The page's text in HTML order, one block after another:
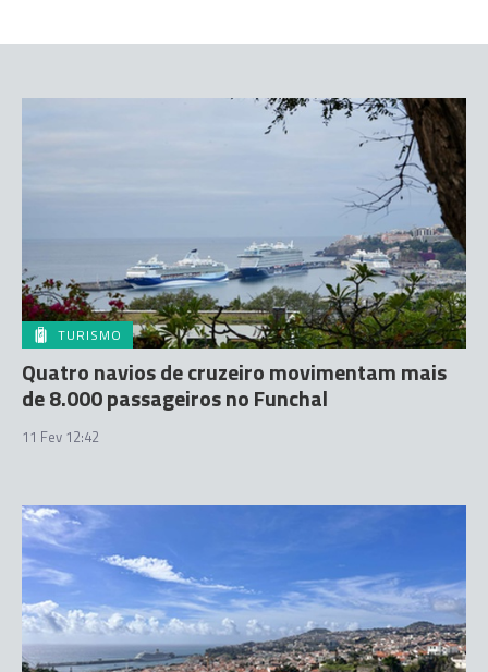
TURISMO
Quatro navios de cruzeiro movimentam mais
de 8.000 passageiros no Funchal
11 Fev 12:42